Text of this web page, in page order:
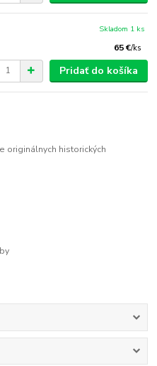
65 €/ks
Skladom 1 ks
Pridať do košíka
originálnych historických